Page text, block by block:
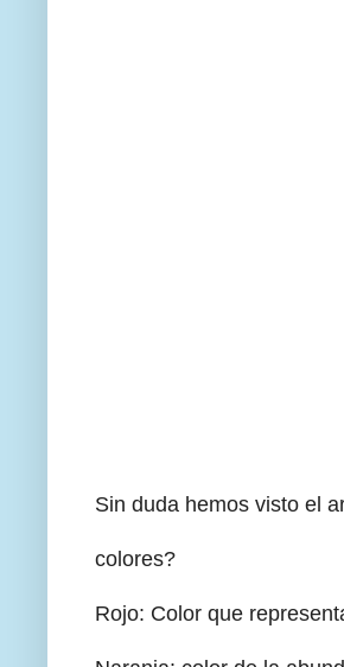
Sin duda hemos visto el
colores?
Rojo: Color que